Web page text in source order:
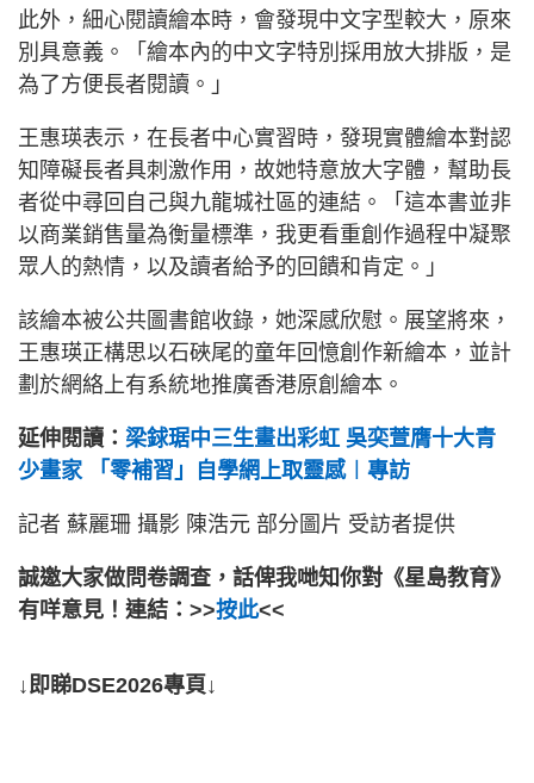
此外，細心閱讀繪本時，會發現中文字型較大，原來
別具意義。「繪本內的中文字特別採用放大排版，是
為了方便長者閱讀。」
王惠瑛表示，在長者中心實習時，發現實體繪本對認
知障礙長者具刺激作用，故她特意放大字體，幫助長
者從中尋回自己與九龍城社區的連結。「這本書並非
以商業銷售量為衡量標準，我更看重創作過程中凝聚
眾人的熱情，以及讀者給予的回饋和肯定。」
該繪本被公共圖書館收錄，她深感欣慰。展望將來，
王惠瑛正構思以石硤尾的童年回憶創作新繪本，並計
劃於網絡上有系統地推廣香港原創繪本。
延伸閱讀： 梁銶琚中三生畫出彩虹 吳奕萱膺十大青
少畫家 「零補習」自學網上取靈感︱專訪
記者 蘇麗珊 攝影 陳浩元 部分圖片 受訪者提供
誠邀大家做問卷調查，話俾我哋知你對《星島教育》
有咩意見！連結：>>按此<<
↓即睇DSE2026專頁↓